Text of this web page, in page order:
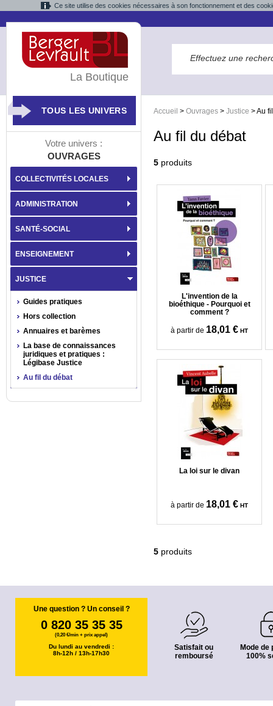
Ce site utilise des cookies nécessaires à son fonctionnement et des
Accueil > Ouvrages > Justice >Au
Au fil du débat
5 produits
L'invention de la
bioéthique - Pourquoi et
comment ?
à partir de 18,01 € HT
La loi sur le divan
à partir de 18,01 € HT
5 produits
La Boutique
TOUS LES UNIVERS
Votre univers :
OUVRAGES
COLLECTIVITÉS LOCALES
ADMINISTRATION
SANTÉ-SOCIAL
ENSEIGNEMENT
JUSTICE
Guides pratiques
Hors collection
Annuaires et barèmes
La base de connaissances
juridiques et pratiques :
Légibase Justice
Au fil du débat
Une question ? Un conseil ?
0 820 35 35 35
(0,20 €/min + prix appel)
Du lundi au vendredi :
8h-12h / 13h-17h30
Satisfait ou
remboursé
Mode de
100%